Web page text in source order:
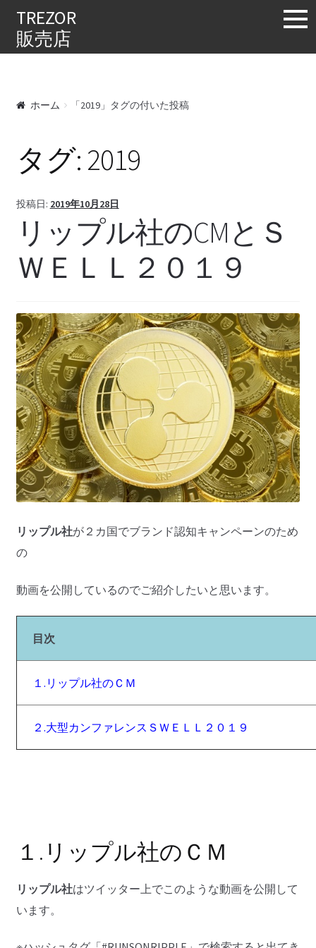
TREZOR
販売店
ホーム 「2019」タグの付いた投稿
タグ: 2019
投稿日: 2019年10月28日
リップル社のCMとＳ
ＷＥＬＬ２０１９
リップル社が２カ国でブランド認知キャンペーンのため
の
動画を公開しているのでご紹介したいと思います。
目次
１.リップル社のＣＭ
２.大型カンファレンスＳＷＥＬＬ２０１９
１.リップル社のＣＭ
リップル社はツイッター上でこのような動画を公開して
います。